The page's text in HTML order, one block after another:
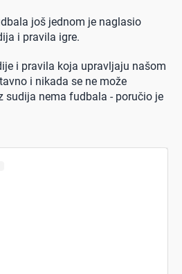
još jednom je naglasio
i pravila igre.
i pravila koja upravljaju našom
i nikada se ne može
sudija nema fudbala - poručio je